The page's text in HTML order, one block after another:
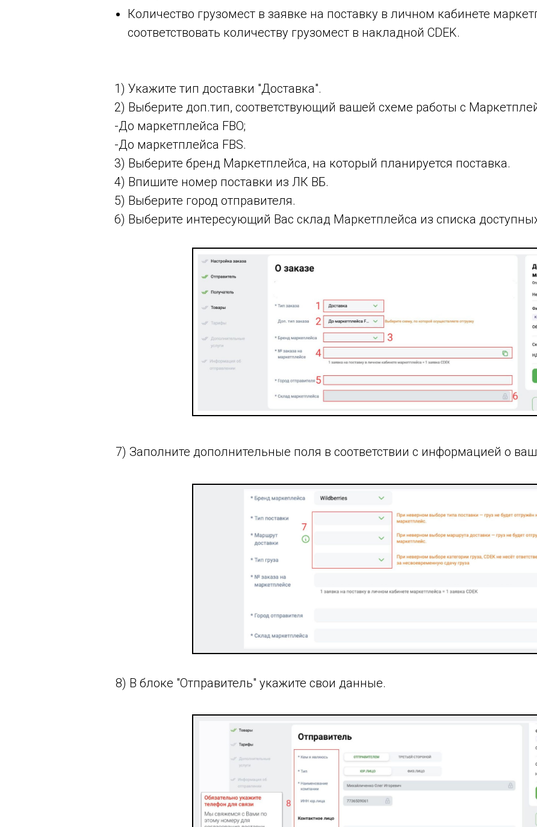
Количество грузомест в заявке на поставку в личном кабинете
соответствовать количеству грузомест в накладной CDEK.
1) Укажите тип доставки "Доставка".
2) Выберите доп.тип, соответствующий вашей схеме работы с
-До маркетплейса FBO;
-До маркетплейса FBS.
3) Выберите бренд Маркетплейса, на который планируется поставка.
4) Впишите номер поставки из ЛК ВБ.
5) Выберите город отправителя.
6) Выберите интересующий Вас склад Маркетплейса из списка
7) Заполните дополнительные поля в соответствии с информацией о
8) В блоке "Отправитель" укажите свои данные.